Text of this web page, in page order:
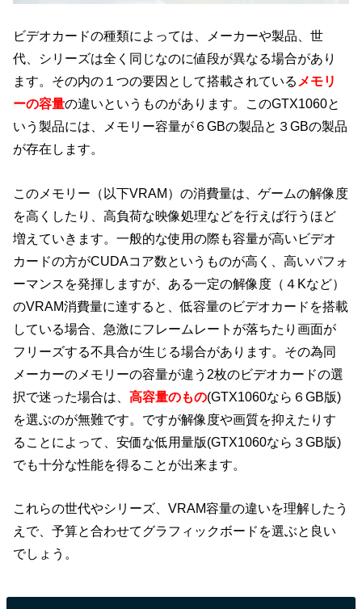
ビデオカードの種類によっては、メーカーや製品、世
代、シリーズは全く同じなのに値段が異なる場合があり
ます。その内の１つの要因として搭載されている メモリ
ーの容量の違いというものがあります。このGTX1060と
いう製品には、メモリー容量が６GBの製品と３GBの製品
が存在します。
このメモリー（以下VRAM）の消費量は、ゲームの解像度
を高くしたり、高負荷な映像処理などを行えば行うほど
増えていきます。一般的な使用の際も容量が高いビデオ
カードの方がCUDAコア数というものが高く、高いパフォ
ーマンスを発揮しますが、ある一定の解像度（４Kなど）
のVRAM消費量に達すると、低容量のビデオカードを搭載
している場合、急激にフレームレートが落ちたり画面が
フリーズする不具合が生じる場合があります。その為同
メーカーのメモリーの容量が違う2枚のビデオカードの選
択で迷った場合は、高容量のもの(GTX1060なら６GB版)
を選ぶのが無難です。ですが解像度や画質を抑えたりす
ることによって、安価な低用量版(GTX1060なら３GB版)
でも十分な性能を得ることが出来ます。
これらの世代やシリーズ、VRAM容量の違いを理解したう
えで、予算と合わせてグラフィックボードを選ぶと良い
でしょう。